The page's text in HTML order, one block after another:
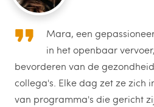
Mara, een
in het openbaar
bevorderen van de
collega's. Elke dag zet ze zich
van programma's die gericht